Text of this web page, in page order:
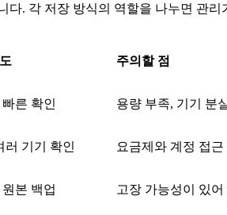
다. 각 저장 방식의 역할을 나누면 관리
주의할 점
른 확인 용량 부족, 기기 분
러 기기 확인 요금제와 계정 접
본 백업 고장 가능성이 있